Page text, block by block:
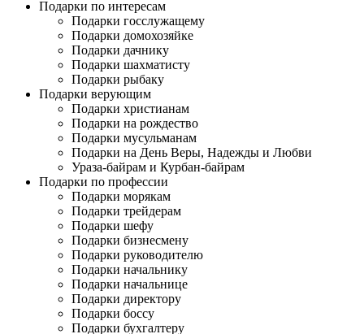
Подарки по интересам
Подарки госслужащему
Подарки домохозяйке
Подарки дачнику
Подарки шахматисту
Подарки рыбаку
Подарки верующим
Подарки христианам
Подарки на рождество
Подарки мусульманам
Подарки на День Веры, Надежды и Любви
Ураза-байрам и Курбан-байрам
Подарки по профессии
Подарки морякам
Подарки трейдерам
Подарки шефу
Подарки бизнесмену
Подарки руководителю
Подарки начальнику
Подарки начальнице
Подарки директору
Подарки боссу
Подарки бухгалтеру